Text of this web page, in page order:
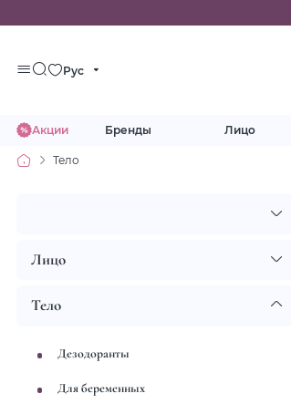
Рус
Акции Бренды Лицо
Тело
Лицо
Тело
Дезодоранты
Для беременных